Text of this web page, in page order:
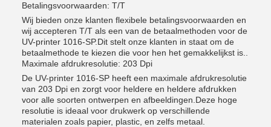
Betalingsvoorwaarden: T/T
Wij bieden onze klanten flexibele betalingsvoorwaarden en
wij accepteren T/T als een van de betaalmethoden voor de
UV-printer 1016-SP.Dit stelt onze klanten in staat om de
betaalmethode te kiezen die voor hen het gemakkelijkst is..
Maximale afdrukresolutie: 203 Dpi
De UV-printer 1016-SP heeft een maximale afdrukresolutie
van 203 Dpi en zorgt voor heldere en heldere afdrukken
voor alle soorten ontwerpen en afbeeldingen.Deze hoge
resolutie is ideaal voor drukwerk op verschillende
materialen zoals papier, plastic, en zelfs metaal.